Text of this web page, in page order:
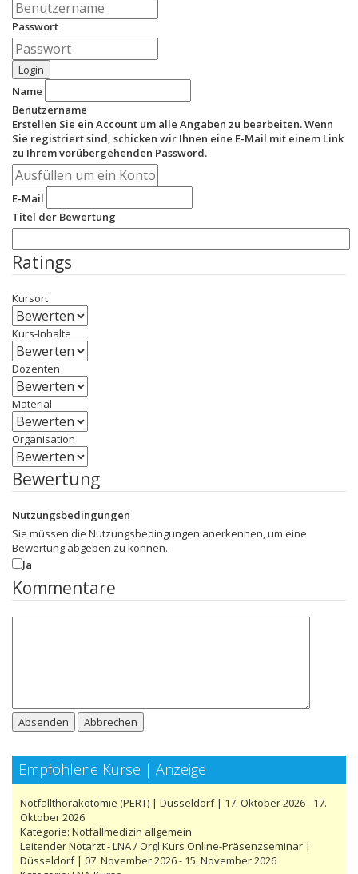
Passwort
Login
Name
Benutzername
Erstellen Sie ein Account um alle Angaben zu bearbeiten. Wenn
Sie registriert sind, schicken wir Ihnen eine E-Mail mit einem Link
zu Ihrem vorübergehenden Password.
E-Mail
Titel der Bewertung
Ratings
Kursort
Kurs-Inhalte
Dozenten
Material
Organisation
Bewertung
Nutzungsbedingungen
Sie müssen die Nutzungsbedingungen anerkennen, um eine
Bewertung abgeben zu können.
Ja
Kommentare
Absenden Abbrechen
Empfohlene Kurse | Anzeige
Notfallthorakotomie (PERT) | Düsseldorf | 17. Oktober 2026 - 17.
Oktober 2026
Kategorie: Notfallmedizin allgemein
Leitender Notarzt - LNA / Orgl Kurs Online-Präsenzseminar |
Düsseldorf | 07. November 2026 - 15. November 2026